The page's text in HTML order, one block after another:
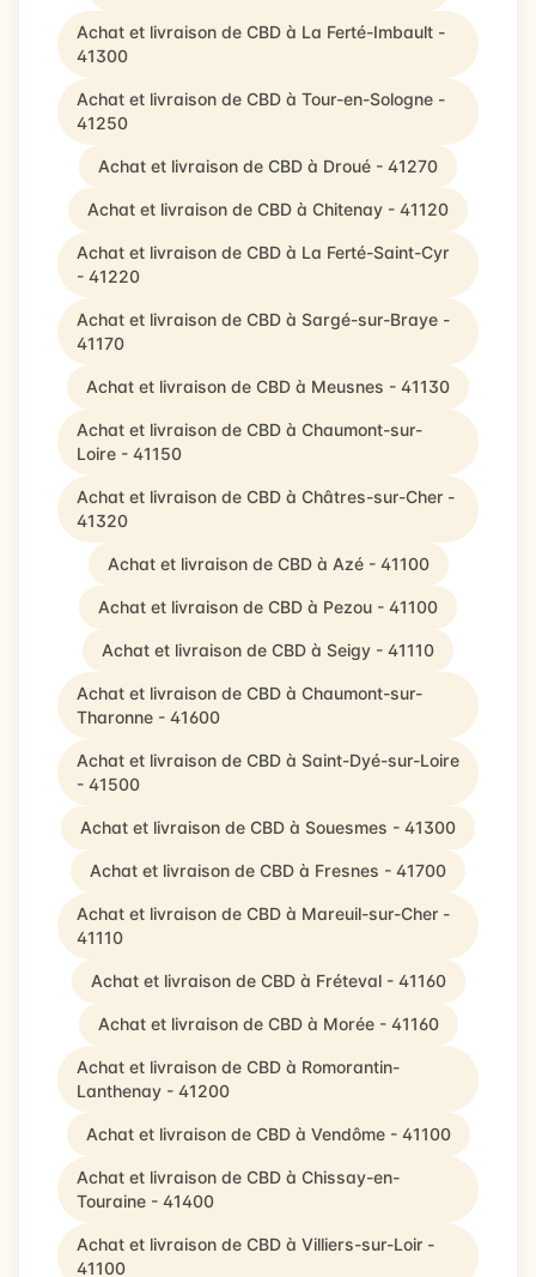
Achat et livraison de CBD à La Ferté-Imbault -
41300
Achat et livraison de CBD à Tour-en-Sologne -
41250
Achat et livraison de CBD à Droué - 41270
Achat et livraison de CBD à Chitenay - 41120
Achat et livraison de CBD à La Ferté-Saint-Cyr
- 41220
Achat et livraison de CBD à Sargé-sur-Braye -
41170
Achat et livraison de CBD à Meusnes - 41130
Achat et livraison de CBD à Chaumont-sur-
Loire - 41150
Achat et livraison de CBD à Châtres-sur-Cher -
41320
Achat et livraison de CBD à Azé - 41100
Achat et livraison de CBD à Pezou - 41100
Achat et livraison de CBD à Seigy - 41110
Achat et livraison de CBD à Chaumont-sur-
Tharonne - 41600
Achat et livraison de CBD à Saint-Dyé-sur-Loire
- 41500
Achat et livraison de CBD à Souesmes - 41300
Achat et livraison de CBD à Fresnes - 41700
Achat et livraison de CBD à Mareuil-sur-Cher -
41110
Achat et livraison de CBD à Fréteval - 41160
Achat et livraison de CBD à Morée - 41160
Achat et livraison de CBD à Romorantin-
Lanthenay - 41200
Achat et livraison de CBD à Vendôme - 41100
Achat et livraison de CBD à Chissay-en-
Touraine - 41400
Achat et livraison de CBD à Villiers-sur-Loir -
41100